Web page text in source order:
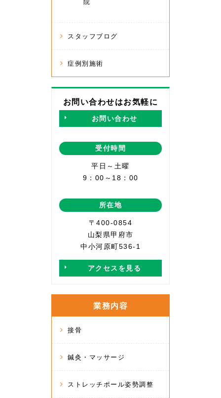
院
スタッフブログ
症例別施術
お問い合わせはお気軽に
お問い合わせ
受付時間
平日～土曜
9：00～18：00
所在地
〒400-0854
山梨県甲府市
中小河原町536-1
アクセスを見る
業務内容
接骨
鍼灸・マッサージ
ストレッチポール姿勢調整